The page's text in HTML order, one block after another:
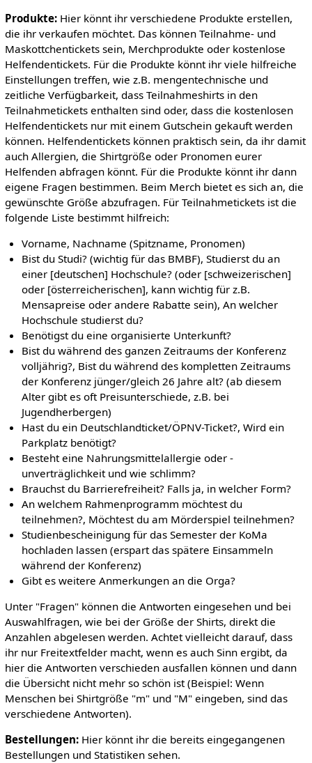
Produkte:Hier könnt ihr verschiedene Produkte erstellen,
die ihr verkaufen möchtet. Das können Teilnahme- und
Maskottchentickets sein, Merchprodukte oder kostenlose
Helfendentickets. Für die Produkte könnt ihr viele hilfreiche
Einstellungen treffen, wie z.B. mengentechnische und
zeitliche Verfügbarkeit, dass Teilnahmeshirts in den
Teilnahmetickets enthalten sind oder, dass die kostenlosen
Helfendentickets nur mit einem Gutschein gekauft werden
können. Helfendentickets können praktisch sein, da ihr damit
auch Allergien, die Shirtgröße oder Pronomen eurer
Helfenden abfragen könnt. Für die Produkte könnt ihr dann
eigene Fragen bestimmen. Beim Merch bietet es sich an, die
gewünschte Größe abzufragen. Für Teilnahmetickets ist die
folgende Liste bestimmt hilfreich:
Vorname, Nachname (Spitzname, Pronomen)
Bist du Studi? (wichtig für das BMBF), Studierst du an
einer [deutschen] Hochschule? (oder [schweizerischen]
oder [österreicherischen], kann wichtig für z.B.
Mensapreise oder andere Rabatte sein), An welcher
Hochschule studierst du?
Benötigst du eine organisierte Unterkunft?
Bist du während des ganzen Zeitraums der Konferenz
volljährig?, Bist du während des kompletten Zeitraums
der Konferenz jünger/gleich 26 Jahre alt? (ab diesem
Alter gibt es oft Preisunterschiede, z.B. bei
Jugendherbergen)
Hast du ein Deutschlandticket/ÖPNV-Ticket?, Wird ein
Parkplatz benötigt?
Besteht eine Nahrungsmittelallergie oder -
unverträglichkeit und wie schlimm?
Brauchst du Barrierefreiheit? Falls ja, in welcher Form?
An welchem Rahmenprogramm möchtest du
teilnehmen?, Möchtest du am Mörderspiel teilnehmen?
Studienbescheinigung für das Semester der KoMa
hochladen lassen (erspart das spätere Einsammeln
während der Konferenz)
Gibt es weitere Anmerkungen an die Orga?
Unter "Fragen" können die Antworten eingesehen und bei
Auswahlfragen, wie bei der Größe der Shirts, direkt die
Anzahlen abgelesen werden. Achtet vielleicht darauf, dass
ihr nur Freitextfelder macht, wenn es auch Sinn ergibt, da
hier die Antworten verschieden ausfallen können und dann
die Übersicht nicht mehr so schön ist (Beispiel: Wenn
Menschen bei Shirtgröße "m" und "M" eingeben, sind das
verschiedene Antworten).
Bestellungen:Hier könnt ihr die bereits eingegangenen
Bestellungen und Statistiken sehen.